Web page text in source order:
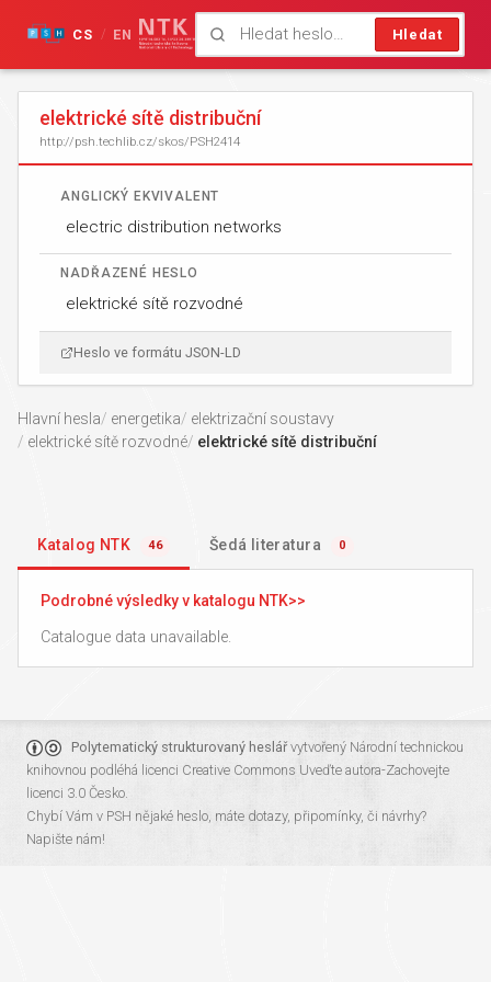
Hledat
CS / EN
elektrické sítě distribuční
http://psh.techlib.cz/skos/PSH2414
ANGLICKÝ EKVIVALENT
electric distribution networks
NADŘAZENÉ HESLO
elektrické sítě rozvodné
Heslo ve formátu JSON-LD
Hlavní hesla energetika
elektrizační soustavy
elektrické sítě rozvodné
elektrické sítě distribuční
Katalog NTK 46 Šedá literatura 0
Podrobné výsledky v katalogu NTK
Catalogue data unavailable.
Polytematický strukturovaný heslářvytvořený Národní technickou
knihovnou podléhá licenci Creative Commons Uveďte autora-Zachovejte
licenci 3.0 Česko
Chybí Vám v PSH nějaké heslo, máte dotazy, připomínky, či návrhy?
Napište nám!